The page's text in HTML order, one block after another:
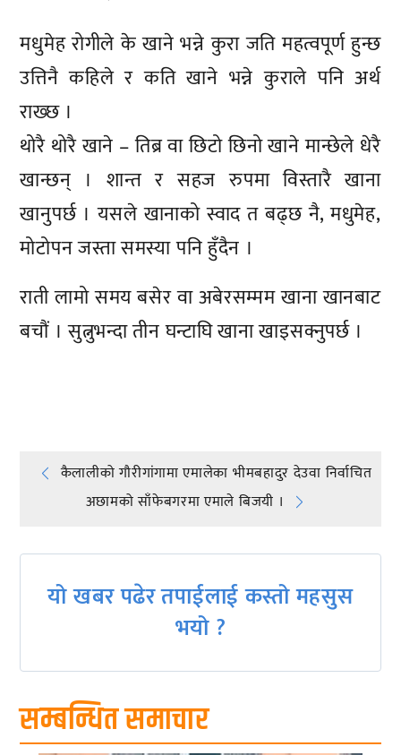
मधुमेह रोगीले के खाने भन्ने कुरा जति महत्वपूर्ण हुन्छ
उत्तिनै कहिले र कति खाने भन्ने कुराले पनि अर्थ
राख्छ ।
थोरै थोरै खाने – तिब्र वा छिटो छिनो खाने मान्छेले धेरै
खान्छन् । शान्त र सहज रुपमा विस्तारै खाना
खानुपर्छ । यसले खानाको स्वाद त बढ्छ नै, मधुमेह,
मोटोपन जस्ता समस्या पनि हुँदैन ।
राती लामो समय बसेर वा अबेरसम्मम खाना खानबाट
बचौं । सुत्नुभन्दा तीन घन्टाघि खाना खाइसक्नुपर्छ ।
Post
navigation
कैलालीको गौरीगांगामा एमालेका भीमबहादुर देउवा निर्वाचित
अछामको साँफेबगरमा एमाले बिजयी ।
यो खबर पढेर तपाईलाई कस्तो महसुस
भयो ?
सम्बन्धित समाचार